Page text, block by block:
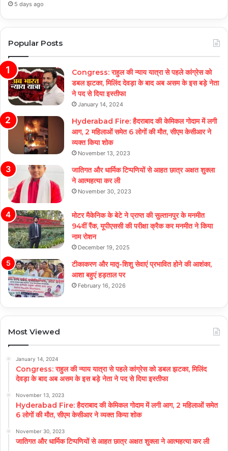
5 days ago
Popular Posts
Congress: राहुल की न्याय यात्रा से पहले कांग्रेस को
डबल झटका, मिलिंद देवड़ा के बाद अब असम के इस बड़े नेता
ने पद से दिया इस्तीफा
January 14, 2024
Hyderabad Fire: हैदराबाद की केमिकल गोदाम में लगी
आग, 2 महिलाओं समेत 6 लोगों की मौत, सीएम केसीआर ने
व्यक्त किया शोक
November 13, 2023
जातिगत और धार्मिक टिप्पणियों से आहत छात्र अक्षत शुक्ला
ने आत्महत्या कर ली
November 30, 2023
मोटर मैकेनिक के बेटे ने प्राप्त की सुल्तानपुर के मनमीत
94वीं रैंक, यूपीएससी की परीक्षा क्रैक कर मनमीत ने किया
नाम रोशन
December 19, 2025
टीकाकरण और मातृ-शिशु सेवाएं प्रभावित होने की आशंका,
आशा बहुएं हड़ताल पर
February 16, 2026
Most Viewed
January 14, 2024
Congress: राहुल की न्याय यात्रा से पहले कांग्रेस को डबल झटका, मिलिंद
देवड़ा के बाद अब असम के इस बड़े नेता ने पद से दिया इस्तीफा
November 13, 2023
Hyderabad Fire: हैदराबाद की केमिकल गोदाम में लगी आग, 2 महिलाओं समेत
6 लोगों की मौत, सीएम केसीआर ने व्यक्त किया शोक
November 30, 2023
जातिगत और धार्मिक टिप्पणियों से आहत छात्र अक्षत शुक्ला ने आत्महत्या कर ली